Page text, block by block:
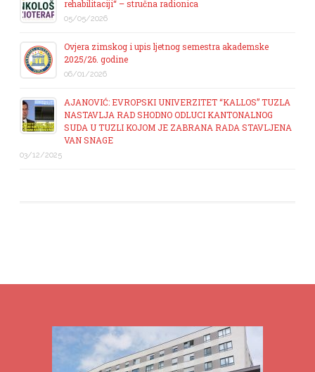
rehabilitaciji“ – stručna radionica
05/05/2026
Ovjera zimskog i upis ljetnog semestra akademske
2025/26. godine
06/01/2026
AJANOVIĆ: EVROPSKI UNIVERZITET “KALLOS” TUZLA
NASTAVLJA RAD SHODNO ODLUCI KANTONALNOG
SUDA U TUZLI KOJOM JE ZABRANA RADA STAVLJENA
VAN SNAGE
03/12/2025